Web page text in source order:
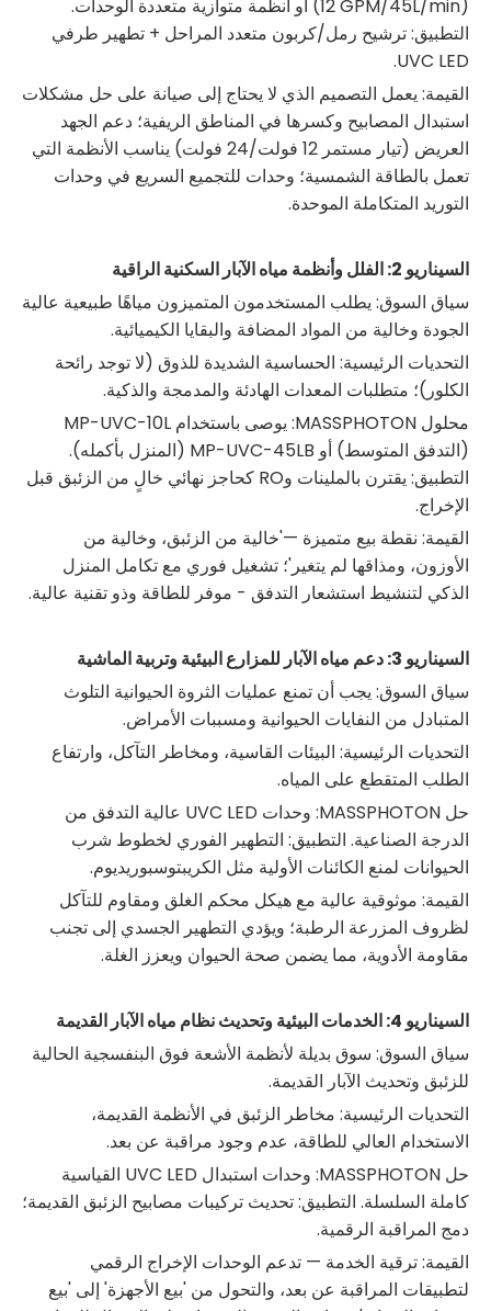
(12 GPM/45L/min) أو أنظمة متوازية متعددة الوحدات.
التطبيق: ترشيح رمل/كربون متعدد المراحل + تطهير طرفي
UVC LED.
القيمة: يعمل التصميم الذي لا يحتاج إلى صيانة على حل مشكلات
استبدال المصابيح وكسرها في المناطق الريفية؛ دعم الجهد
العريض (تيار مستمر 12 فولت/24 فولت) يناسب الأنظمة التي
تعمل بالطاقة الشمسية؛ وحدات للتجميع السريع في وحدات
التوريد المتكاملة الموحدة.
السيناريو 2: الفلل وأنظمة مياه الآبار السكنية الراقية
سياق السوق: يطلب المستخدمون المتميزون مياهًا طبيعية عالية
الجودة وخالية من المواد المضافة والبقايا الكيميائية.
التحديات الرئيسية: الحساسية الشديدة للذوق (لا توجد رائحة
الكلور)؛ متطلبات المعدات الهادئة والمدمجة والذكية.
محلول MASSPHOTON: يوصى باستخدام MP-UVC-10L
(التدفق المتوسط) أو MP-UVC-45LB (المنزل بأكمله).
التطبيق: يقترن بالملينات وRO كحاجز نهائي خالٍ من الزئبق قبل
الإخراج.
القيمة: نقطة بيع متميزة —'خالية من الزئبق، وخالية من
الأوزون، ومذاقها لم يتغير'؛ تشغيل فوري مع تكامل المنزل
الذكي لتنشيط استشعار التدفق - موفر للطاقة وذو تقنية عالية.
السيناريو 3: دعم مياه الآبار للمزارع البيئية وتربية الماشية
سياق السوق: يجب أن تمنع عمليات الثروة الحيوانية التلوث
المتبادل من النفايات الحيوانية ومسببات الأمراض.
التحديات الرئيسية: البيئات القاسية، ومخاطر التآكل، وارتفاع
الطلب المتقطع على المياه.
حل MASSPHOTON: وحدات UVC LED عالية التدفق من
الدرجة الصناعية. التطبيق: التطهير الفوري لخطوط شرب
الحيوانات لمنع الكائنات الأولية مثل الكريبتوسبوريديوم.
القيمة: موثوقية عالية مع هيكل محكم الغلق ومقاوم للتآكل
لظروف المزرعة الرطبة؛ ويؤدي التطهير الجسدي إلى تجنب
مقاومة الأدوية، مما يضمن صحة الحيوان ويعزز الغلة.
السيناريو 4: الخدمات البيئية وتحديث نظام مياه الآبار القديمة
سياق السوق: سوق بديلة لأنظمة الأشعة فوق البنفسجية الحالية
للزئبق وتحديث الآبار القديمة.
التحديات الرئيسية: مخاطر الزئبق في الأنظمة القديمة،
الاستخدام العالي للطاقة، عدم وجود مراقبة عن بعد.
حل MASSPHOTON: وحدات استبدال UVC LED القياسية
كاملة السلسلة. التطبيق: تحديث تركيبات مصابيح الزئبق القديمة؛
دمج المراقبة الرقمية.
القيمة: ترقية الخدمة — تدعم الوحدات الإخراج الرقمي
لتطبيقات المراقبة عن بعد، والتحول من 'بيع الأجهزة' إلى 'بيع